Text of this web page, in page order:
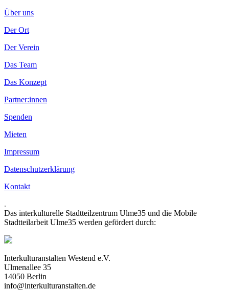
Über uns
Der Ort
Der Verein
Das Team
Das Konzept
Partner:innen
Spenden
Mieten
Impressum
Datenschutzerklärung
Kontakt
.
Das interkulturelle Stadtteilzentrum Ulme35 und die Mobile
Stadtteilarbeit Ulme35 werden gefördert durch:
Interkulturanstalten Westend e.V.
Ulmenallee 35
14050 Berlin
info@interkulturanstalten.de